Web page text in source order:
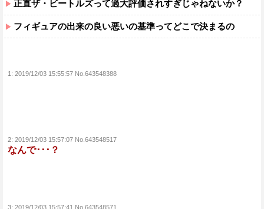
正直ザ・ビートルズって過大評価されすぎじゃねないか？
フィギュアの出来の良い悪いの基準ってどこで決まるの
1: 2019/12/03 15:55:57 No.643548388
2: 2019/12/03 15:57:07 No.643548517
なんで･･･？
3: 2019/12/03 15:57:41 No.643548571